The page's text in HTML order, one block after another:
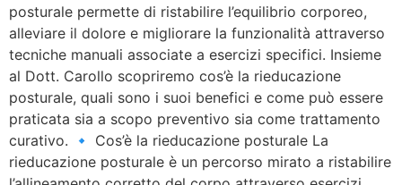
posturale permette di ristabilire l’equilibrio corporeo,
alleviare il dolore e migliorare la funzionalità attraverso
tecniche manuali associate a esercizi specifici. Insieme
al Dott. Carollo scopriremo cos’è la rieducazione
posturale, quali sono i suoi benefici e come può essere
praticata sia a scopo preventivo sia come trattamento
curativo. 🔹 Cos’è la rieducazione posturale La
rieducazione posturale è un percorso mirato a ristabilire